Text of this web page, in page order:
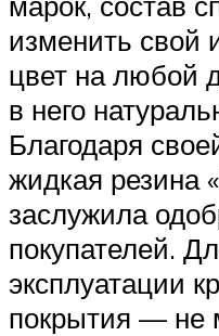
изменить свой
цвет на любой
в него
Благодаря
жидкая
заслужила
покупателей.
эксплуатации
покрытия — не